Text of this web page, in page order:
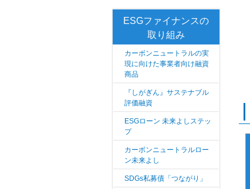
ESGファイナンスの
取り組み
カーボンニュートラルの実
現に向けた事業者向け融資
商品
『しがぎん』サステナブル
評価融資
ESGローン 未来よしステッ
プ
カーボンニュートラルロー
ン未来よし
SDGs私募債「つながり」